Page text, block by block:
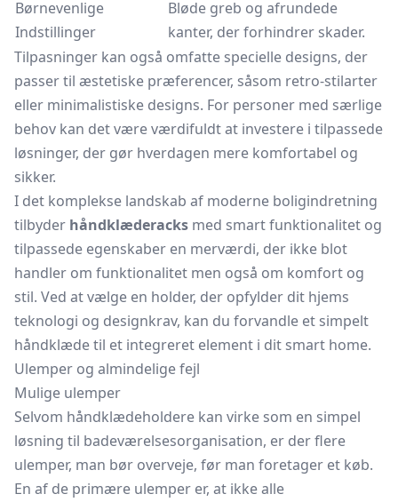
Børnevenlige
Indstillinger
Bløde greb og afrundede
kanter, der forhindrer skader.
Tilpasninger kan også omfatte specielle designs, der
passer til æstetiske præferencer, såsom retro-stilarter
eller minimalistiske designs. For personer med særlige
behov kan det være værdifuldt at investere i tilpassede
løsninger, der gør hverdagen mere komfortabel og
sikker.
I det komplekse landskab af moderne boligindretning
tilbyder håndklæderacks med smart funktionalitet og
tilpassede egenskaber en merværdi, der ikke blot
handler om funktionalitet men også om komfort og
stil. Ved at vælge en holder, der opfylder dit hjems
teknologi og designkrav, kan du forvandle et simpelt
håndklæde til et integreret element i dit smart home.
Ulemper og almindelige fejl
Mulige ulemper
Selvom håndklædeholdere kan virke som en simpel
løsning til badeværelsesorganisation, er der flere
ulemper, man bør overveje, før man foretager et køb.
En af de primære ulemper er, at ikke alle